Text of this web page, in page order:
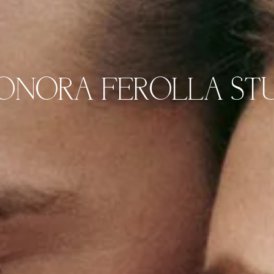
FEROLLA